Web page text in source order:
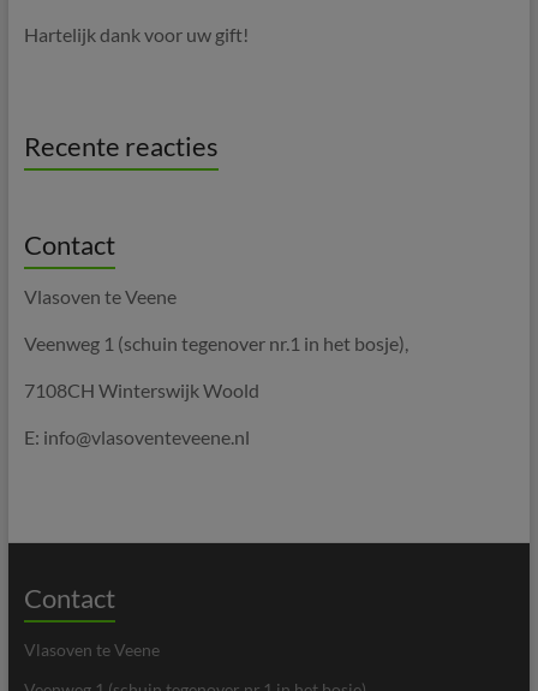
Hartelijk dank voor uw gift!
Recente reacties
Contact
Vlasoven te Veene
Veenweg 1 (schuin tegenover nr.1 in het bosje),
7108CH Winterswijk Woold
E: info@vlasoventeveene.nl
Contact
Vlasoven te Veene